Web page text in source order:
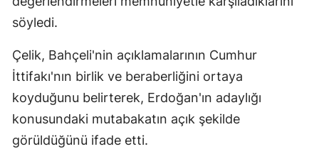
söyledi.
Çelik, Bahçeli'nin açıklamalarının Cumhur
İttifakı'nın birlik ve beraberliğini ortaya
koyduğunu belirterek, Erdoğan'ın adaylığı
konusundaki mutabakatın açık şekilde
görüldüğünü ifade etti.